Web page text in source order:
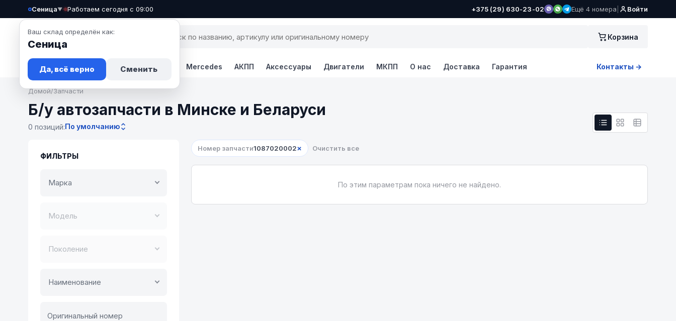
Сеница▼
Ваш склад определён как:
Сеница
Да, всё верно Сменить
· Работаем сегодня с 09:00 +375 (29) 630-23-02 Ещё 4 номера Войти
Корзина
Запчасти Авто Новости Mercedes АКПП Аксессуары Двигатели МКПП О нас Доставка Гарантия Контакты →
Домой/Запчасти
Б/у автозапчасти в Минске и Беларуси
0 позиций:По умолчанию
ФИЛЬТРЫ
Марка
Модель
Поколение
Наименование
Номер запчасти1087020002× Очистить все
По этим параметрам пока ничего не найдено.